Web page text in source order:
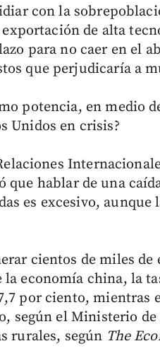
con la
de alta
para no caer en el
que perjudicaría a
potencia, en medio
Unidos en crisis?
que hablar de una
es excesivo, aunque
cientos de miles de
economía china, la
por ciento, mientras
según el Ministerio
rurales, según The